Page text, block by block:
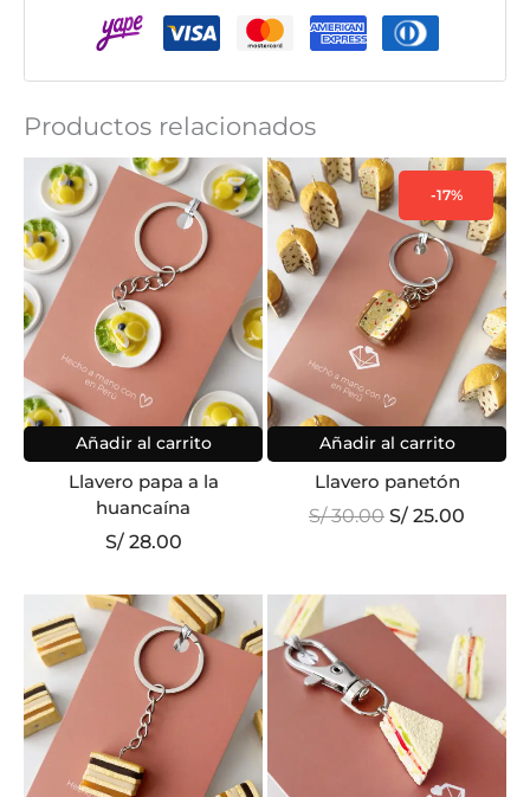
Productos relacionados
Añadir al carrito
Llavero papa a la
huancaína
S/28.00
-17%
Añadir al carrito
Llavero panetón
S/30.00 El
era:
S/ 30.00.
S/ 25.00
es: